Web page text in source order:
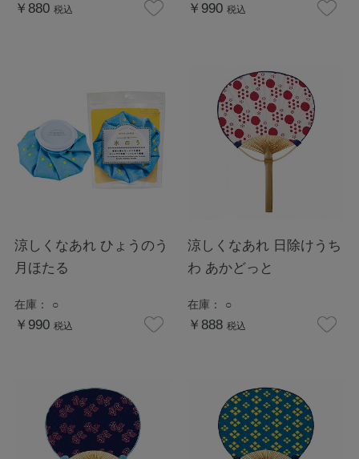
￥880 税込 ￥990 税込
涼しくなあれ ひょうのう
月ほたる
在庫： ○
￥990 税込
涼しくなあれ 日除けうち
わ あかどっと
在庫： ○
￥888 税込